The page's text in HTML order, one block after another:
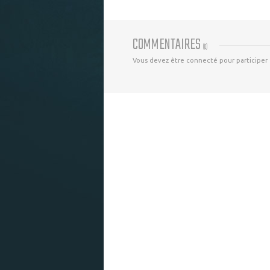
COMMENTAIRES (0)
Vous devez être connecté pour participer